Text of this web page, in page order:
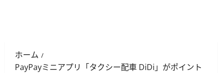
ホーム
PayPayミニアプリ「タクシー配車 DiDi」がポイント